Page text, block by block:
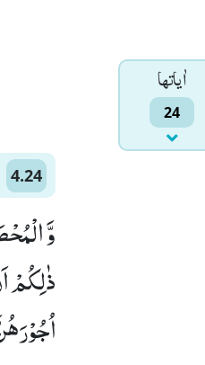
اٰياتها
24
4.24
وَّ
ذٰلِكُمْ